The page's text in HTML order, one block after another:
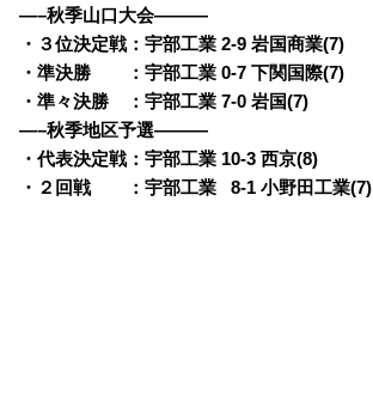
—–秋季山口大会———
・３位決定戦：宇部工業 2-9 岩国商業(7)
・準決勝 ：宇部工業 0-7 下関国際(7)
・準々決勝 ：宇部工業 7-0 岩国(7)
—–秋季地区予選———
・代表決定戦：宇部工業 10-3 西京(8)
・２回戦 ：宇部工業
08-1 小野田工業(7)